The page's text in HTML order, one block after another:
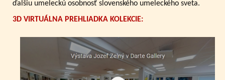
ďalšiu umeleckú osobnosť slovenského umeleckého sveta.
3D VIRTUÁLNA PREHLIADKA KOLEKCIE: